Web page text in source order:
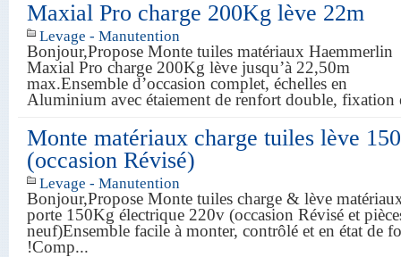
Maxial Pro charge 200Kg lève 22m
Levage - Manutention
Bonjour,Propose Monte tuiles matériaux Haemmerlin
Maxial Pro charge 200Kg lève jusqu’à 22,50m
max.Ensemble d’occasion complet, échelles en
Aluminium avec étaiement de renfort double,
Monte matériaux charge tuiles lève
(occasion Révisé)
Levage - Manutention
Bonjour,Propose Monte tuiles charge & lève
porte 150Kg électrique 220v (occasion Révisé et
neuf)Ensemble facile à monter, contrôlé et en état de
!Comp...